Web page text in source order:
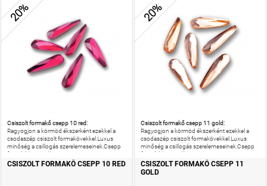
20%
Csiszolt formakő csepp 10 red:
Ragyogjon a körmöd ékszerként ezekkel a
csodaszép csiszolt formakövekkel.Luxus
minőség a csillogás szerelemeseinek.Csepp
formájú körömdísz.
CSISZOLT FORMAKŐ CSEPP 10 RED
20%
Csiszolt formakő csepp 11 gold:
Ragyogjon a körmöd ékszerként ezekkel a
csodaszép csiszolt formakövekkel.Luxus
minőség a csillogás szerelemeseinek.Csepp
formájú körömdísz.
CSISZOLT FORMAKŐ CSEPP 11
GOLD